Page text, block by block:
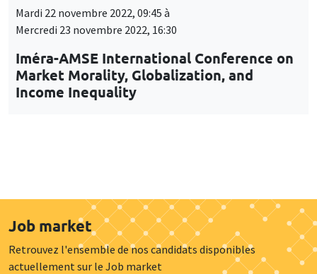
Mardi 22 novembre 2022, 09:45 à
Mercredi 23 novembre 2022, 16:30
Iméra-AMSE International Conference on
Market Morality, Globalization, and
Income Inequality
Job market
Retrouvez l'ensemble de nos candidats disponibles
actuellement sur le Job market